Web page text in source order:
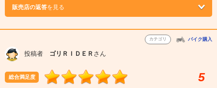
販売店の返答を見る
カテゴリ バイク購入
投稿者 ゴリＲＩＤＥＲ さん
総合満足度 5